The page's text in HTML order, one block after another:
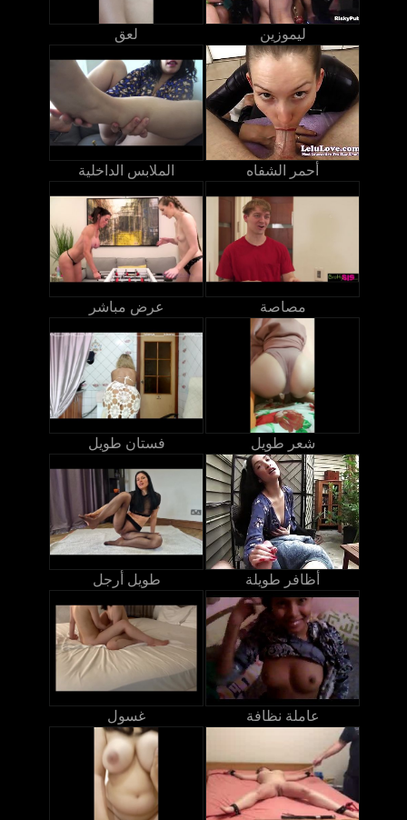
لعق ليموزين
الملابس الداخلية أحمر الشفاه
عرض مباشر مصاصة
فستان طويل شعر طويل
طويل أرجل أظافر طويلة
غسول عاملة نظافة